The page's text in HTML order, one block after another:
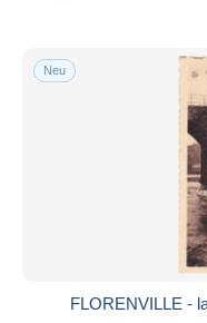
Neu
FLORENVILLE -